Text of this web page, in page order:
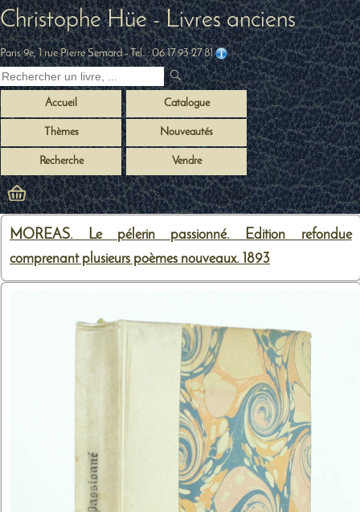
Christophe Hüe - Livres anciens
Paris 9e, 1 rue Pierre Semard- Tel. :06 17 93 27 81
Accueil Catalogue
Thèmes Nouveautés
Recherche Vendre
MOREAS. Le pélerin passionné. Edition refondue
comprenant plusieurs poèmes nouveaux. 1893